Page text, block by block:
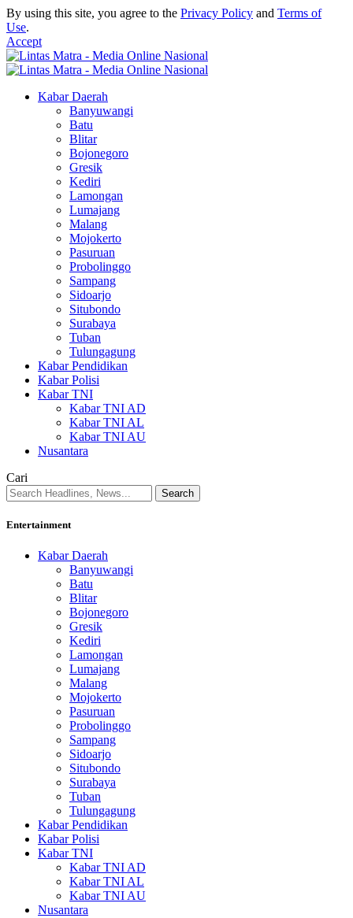
By using this site, you agree to the Privacy Policy and Terms of
Use.
Accept
Kabar Daerah
Banyuwangi
Batu
Blitar
Bojonegoro
Gresik
Kediri
Lamongan
Lumajang
Malang
Mojokerto
Pasuruan
Probolinggo
Sampang
Sidoarjo
Situbondo
Surabaya
Tuban
Tulungagung
Kabar Pendidikan
Kabar Polisi
Kabar TNI
Kabar TNI AD
Kabar TNI AL
Kabar TNI AU
Nusantara
Cari
Entertainment
Kabar Daerah
Banyuwangi
Batu
Blitar
Bojonegoro
Gresik
Kediri
Lamongan
Lumajang
Malang
Mojokerto
Pasuruan
Probolinggo
Sampang
Sidoarjo
Situbondo
Surabaya
Tuban
Tulungagung
Kabar Pendidikan
Kabar Polisi
Kabar TNI
Kabar TNI AD
Kabar TNI AL
Kabar TNI AU
Nusantara